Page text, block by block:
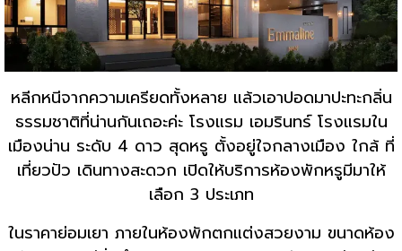
หลีกหนีจากความเครียดทั้งหลาย แล้วเอาปอดมาปะทะกลิ่น
ธรรมชาติที่น่านกันเถอะค่ะ โรงแรม เอมรินทร์ โรงแรมใน
เมืองน่าน ระดับ 4 ดาว สุดหรู ตั้งอยู่ใจกลางเมือง ใกล้ ที่
เที่ยวปัว เดินทางสะดวก เปิดให้บริการห้องพักหรูมีมาให้
เลือก 3 ประเภท
ในราคาย่อมเยา ภายในห้องพักตกแต่งสวยงาม ขนาดห้อง